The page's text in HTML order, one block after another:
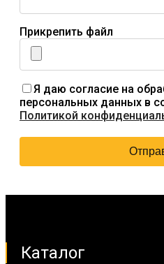
Прикрепить файл
Я даю согласие на
персональных данных в
Политикой
Каталог